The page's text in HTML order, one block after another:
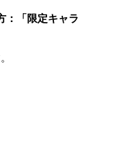
：「限定キャラ